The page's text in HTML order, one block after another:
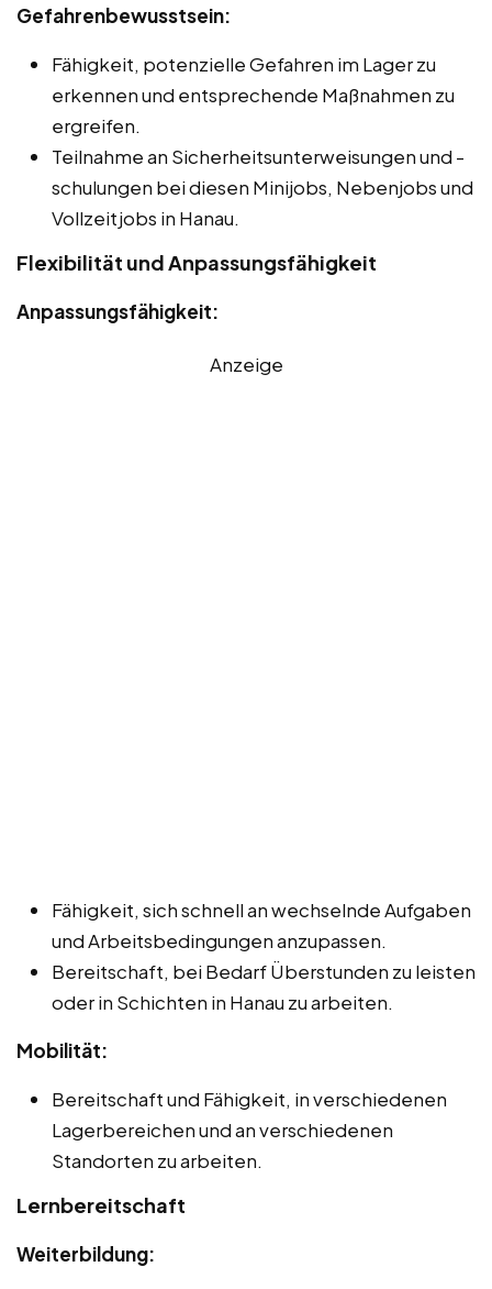
Gefahrenbewusstsein:
Fähigkeit, potenzielle Gefahren im Lager zu
erkennen und entsprechende Maßnahmen zu
ergreifen.
Teilnahme an Sicherheitsunterweisungen und -
schulungen bei diesen Minijobs, Nebenjobs und
Vollzeitjobs in Hanau.
Flexibilität und Anpassungsfähigkeit
Anpassungsfähigkeit:
Anzeige
Fähigkeit, sich schnell an wechselnde Aufgaben
und Arbeitsbedingungen anzupassen.
Bereitschaft, bei Bedarf Überstunden zu leisten
oder in Schichten in Hanau zu arbeiten.
Mobilität:
Bereitschaft und Fähigkeit, in verschiedenen
Lagerbereichen und an verschiedenen
Standorten zu arbeiten.
Lernbereitschaft
Weiterbildung: